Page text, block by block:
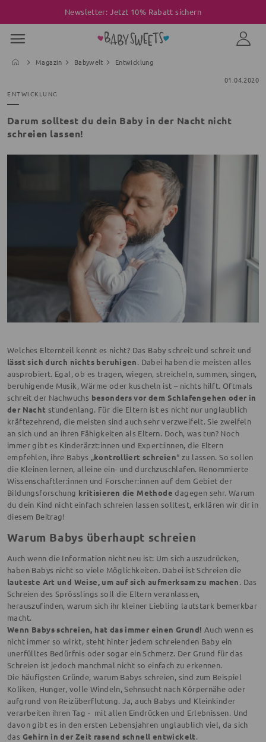
Newsletter: Jetzt 10% Rabatt sichern
Magazin Babywelt
Entwicklung
01.04.2020
ENTWICKLUNG
Darum solltest du dein Baby in der Nacht nicht
schreien lassen!
Welches Elternteil kennt es nicht? Das Baby schreit und schreit und
lässt sich durch nichts beruhigen. Dabei haben die meisten alles
ausprobiert. Egal, ob es tragen, wiegen, streicheln, summen, singen,
beruhigende Musik, Wärme oder kuscheln ist – nichts hilft. Oftmals
schreit der Nachwuchs besonders vor dem Schlafengehen oder in
der Nacht stundenlang. Für die Eltern ist es nicht nur unglaublich
kräftezehrend, die meisten sind auch sehr verzweifelt. Sie zweifeln
an sich und an ihren Fähigkeiten als Eltern. Doch, was tun? Noch
immer gibt es Kinderärzt:innen und Expert:innen, die Eltern
empfehlen, ihre Babys „kontrolliert schreien“ zu lassen. So sollen
die Kleinen lernen, alleine ein- und durchzuschlafen. Renommierte
Wissenschaftler:innen und Forscher:innen auf dem Gebiet der
Bildungsforschung kritisieren die Methode dagegen sehr. Warum
du dein Kind nicht einfach schreien lassen solltest, erklären wir dir in
diesem Beitrag!
Warum Babys überhaupt schreien
Auch wenn die Information nicht neu ist: Um sich auszudrücken,
haben Babys nicht so viele Möglichkeiten. Dabei ist Schreien die
lauteste Art und Weise, um auf sich aufmerksam zu machen. Das
Schreien des Sprösslings soll die Eltern veranlassen,
herauszufinden, warum sich ihr kleiner Liebling lautstark bemerkbar
macht.
Wenn Babys schreien, hat das immer einen Grund! Auch wenn es
nicht immer so wirkt, steht hinter jedem schreienden Baby ein
unerfülltes Bedürfnis oder sogar ein Schmerz. Der Grund für das
Schreien ist jedoch manchmal nicht so einfach zu erkennen.
Die häufigsten Gründe, warum Babys schreien, sind zum Beispiel
Koliken, Hunger, volle Windeln, Sehnsucht nach Körpernähe oder
aufgrund von Reizüberflutung. Ja, auch Babys und Kleinkinder
verarbeiten ihren Tag - mit allen Eindrücken und Erlebnissen. Und
davon gibt es in den ersten Lebensjahren unglaublich viel, da sich
das Gehirn in der Zeit rasend schnell entwickelt.